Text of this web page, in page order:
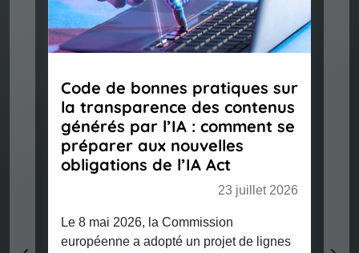
Code de bonnes pratiques sur
la transparence des contenus
générés par l’IA : comment se
préparer aux nouvelles
obligations de l’IA Act
23 juillet 2026
Le 8 mai 2026, la Commission
européenne a adopté un projet de lignes